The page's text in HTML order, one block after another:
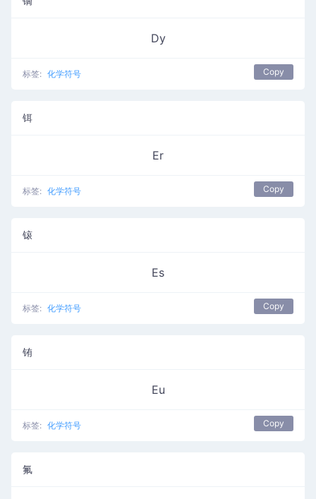
Dy
标签: 化学符号 Copy
铒
Er
标签: 化学符号 Copy
锿
Es
标签: 化学符号 Copy
铕
Eu
标签: 化学符号 Copy
氟